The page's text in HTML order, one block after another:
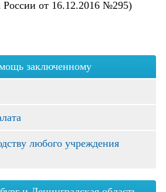
от 16.12.2016 №295)
заключенному
любого учреждения